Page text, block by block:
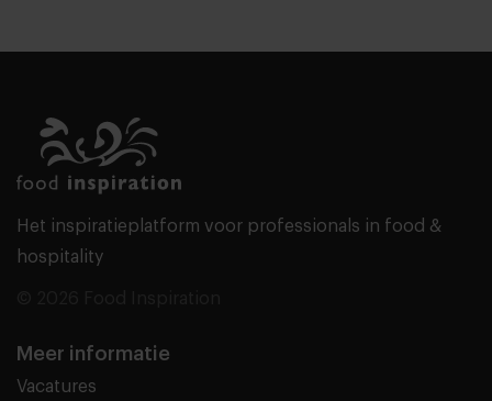
Het inspiratieplatform voor professionals in food &
hospitality
Meer informatie
Vacatures